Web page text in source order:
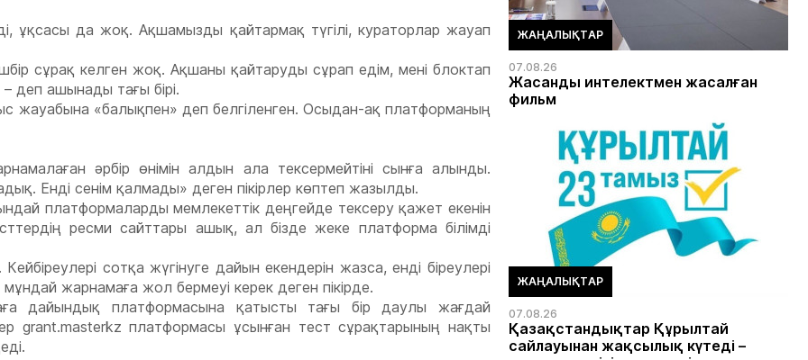
ұқсасы да жоқ. Ақшамызды қайтармақ түгілі, кураторлар жауап
сұрақ келген жоқ. Ақшаны қайтаруды сұрап едім, мені блоктап
ашынады тағы бірі.
жауабына «балықпен» деп белгіленген. Осыдан-ақ платформаның
әрбір өнімін алдын ала тексермейтіні сынға алынды.
Енді сенім қалмады» деген пікірлер көптеп жазылды.
платформаларды мемлекеттік деңгейде тексеру қажет екенін
ресми сайттары ашық, ал бізде жеке платформа білімді
сотқа жүгінуге дайын екендерін жазса, енді біреулері
жарнамаға жол бермеуі керек деген пікірде.
дайындық платформасына қатысты тағы бір даулы жағдай
grant.masterkz платформасы ұсынған тест сұрақтарының нақты
ЖАҢАЛЫҚТАР
07.08.26
Жасанды интелектмен жасалған
фильм
ЖАҢАЛЫҚТАР
07.08.26
Қазақстандықтар Құрылтай
сайлауынан жақсылық күтеді –